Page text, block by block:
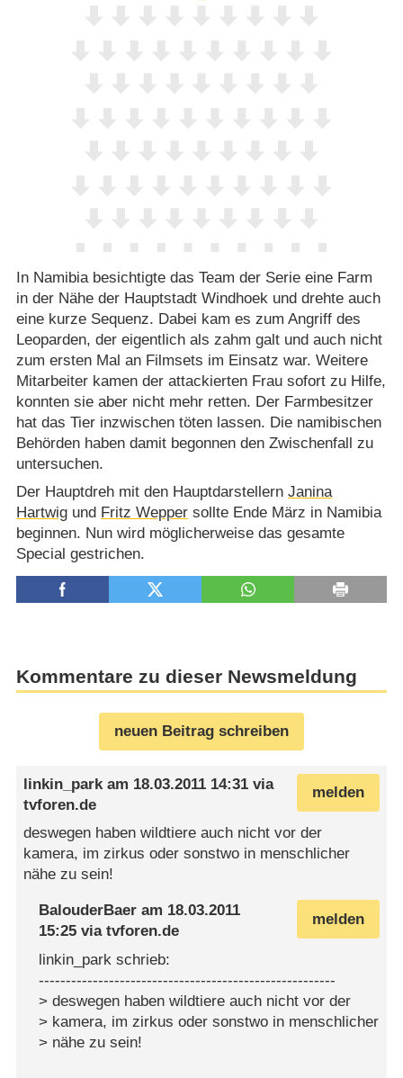
In Namibia besichtigte das Team der Serie eine Farm
in der Nähe der Hauptstadt Windhoek und drehte auch
eine kurze Sequenz. Dabei kam es zum Angriff des
Leoparden, der eigentlich als zahm galt und auch nicht
zum ersten Mal an Filmsets im Einsatz war. Weitere
Mitarbeiter kamen der attackierten Frau sofort zu Hilfe,
konnten sie aber nicht mehr retten. Der Farmbesitzer
hat das Tier inzwischen töten lassen. Die namibischen
Behörden haben damit begonnen den Zwischenfall zu
untersuchen.
Der Hauptdreh mit den Hauptdarstellern Janina
Hartwigund Fritz Weppersollte Ende März in Namibia
beginnen. Nun wird möglicherweise das gesamte
Special gestrichen.
Kommentare zu dieser Newsmeldung
neuen Beitrag schreiben
melden
linkin_park am 18.03.2011 14:31 via
tvforen.de
deswegen haben wildtiere auch nicht vor der
kamera, im zirkus oder sonstwo in menschlicher
nähe zu sein!
melden
BalouderBaer am 18.03.2011
15:25 viatvforen.de
linkin_park schrieb:
-------------------------------------------------------
> deswegen haben wildtiere auch nicht vor der
> kamera, im zirkus oder sonstwo in menschlicher
> nähe zu sein!